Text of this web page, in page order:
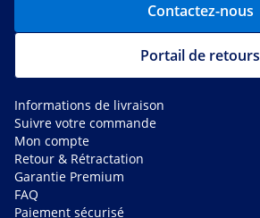
Contactez-nous
Portail de retours
Informations de livraison
Suivre votre commande
Mon compte
Retour & Rétractation
Garantie Premium
FAQ
Paiement sécurisé